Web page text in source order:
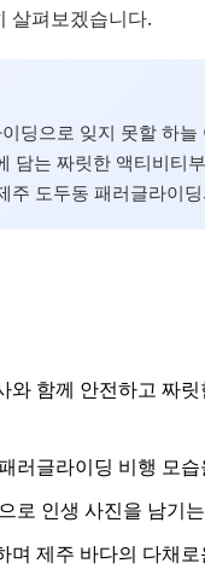
살펴보겠습니다.
딩으로 잊지 못할 하늘
담는 짜릿한 액티비티
도두동 패러글라이
함께 안전하고 짜
러글라이딩 비행 모
로 인생 사진을 남기
제주 바다의 다채